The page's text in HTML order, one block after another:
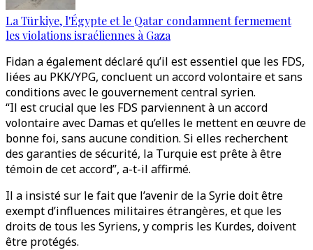
La Türkiye, l'Égypte et le Qatar condamnent fermement
les violations israéliennes à Gaza
Fidan a également déclaré qu’il est essentiel que les FDS,
liées au PKK/YPG, concluent un accord volontaire et sans
conditions avec le gouvernement central syrien.
“Il est crucial que les FDS parviennent à un accord
volontaire avec Damas et qu’elles le mettent en œuvre de
bonne foi, sans aucune condition. Si elles recherchent
des garanties de sécurité, la Turquie est prête à être
témoin de cet accord”, a-t-il affirmé.
Il a insisté sur le fait que l’avenir de la Syrie doit être
exempt d’influences militaires étrangères, et que les
droits de tous les Syriens, y compris les Kurdes, doivent
être protégés.